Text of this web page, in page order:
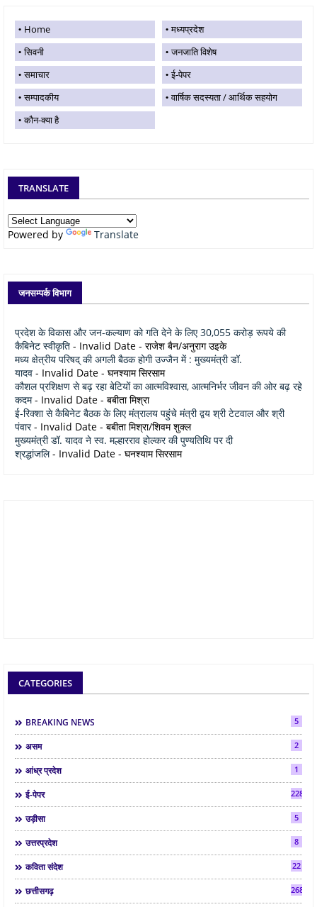
Home
मध्यप्रदेश
सिवनी
जनजाति विशेष
समाचार
ई-पेपर
सम्पादकीय
वार्षिक सदस्यता / आर्थिक सहयोग
कौन-क्या है
TRANSLATE
Powered by Translate
जनसम्पर्क विभाग
प्रदेश के विकास और जन-कल्याण को गति देने के लिए 30,055 करोड़ रूपये की
कैबिनेट स्वीकृति - Invalid Date - राजेश बैन/अनुराग उइके
मध्य क्षेत्रीय परिषद् की अगली बैठक होगी उज्जैन में : मुख्यमंत्री डॉ.
यादव - Invalid Date - घनश्याम सिरसाम
कौशल प्रशिक्षण से बढ़ रहा बेटियों का आत्मविश्वास, आत्मनिर्भर जीवन की ओर बढ़ रहे
कदम- Invalid Date - बबीता मिश्रा
ई-रिक्शा से कैबिनेट बैठक के लिए मंत्रालय पहुंचे मंत्री द्वय श्री टेटवाल और श्री
पंवार- Invalid Date - बबीता मिश्रा/शिवम शुक्ल
मुख्यमंत्री डॉ. यादव ने स्व. मल्हारराव होल्कर की पुण्यतिथि पर दी
श्रद्धांजलि- Invalid Date - घनश्याम सिरसाम
CATEGORIES
BREAKING NEWS 5
असम 2
आंध्र प्रदेश 1
ई-पेपर 2286
उड़ीसा 5
उत्तरप्रदेश 8
कविता संदेश 22
छत्तीसगढ़ 268